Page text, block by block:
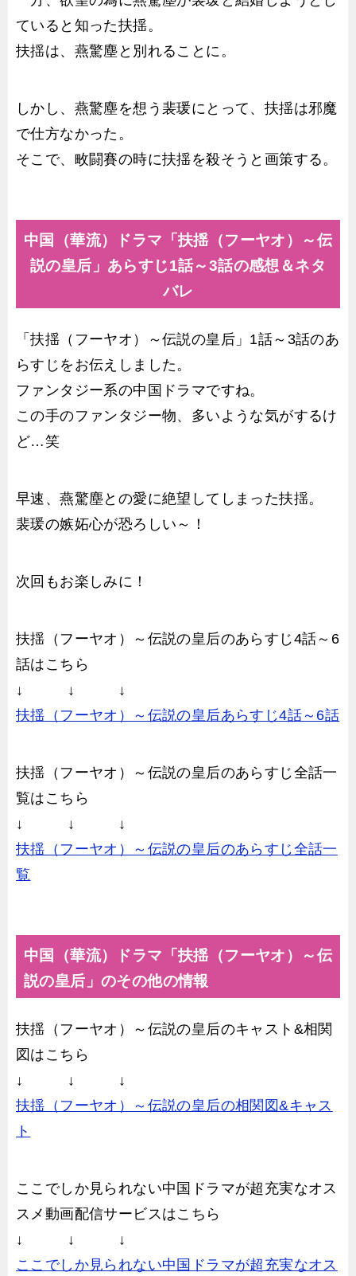
ていると知った扶揺。
扶揺は、燕驚塵と別れることに。
しかし、燕驚塵を想う裴瑗にとって、扶揺は邪魔
で仕方なかった。
そこで、畋闘賽の時に扶揺を殺そうと画策する。
中国（華流）ドラマ「扶揺（フーヤオ）～伝
説の皇后」あらすじ1話～3話の感想＆ネタ
バレ
「扶揺（フーヤオ）～伝説の皇后」1話～3話のあ
らすじをお伝えしました。
ファンタジー系の中国ドラマですね。
この手のファンタジー物、多いような気がするけ
ど…笑
早速、燕驚塵との愛に絶望してしまった扶揺。
裴瑗の嫉妬心が恐ろしい～！
次回もお楽しみに！
扶揺（フーヤオ）～伝説の皇后のあらすじ4話～6
話はこちら
↓ ↓ ↓
扶揺（フーヤオ）～伝説の皇后あらすじ4話～6話
扶揺（フーヤオ）～伝説の皇后のあらすじ全話一
覧はこちら
↓ ↓ ↓
扶揺（フーヤオ）～伝説の皇后のあらすじ全話一
覧
中国（華流）ドラマ「扶揺（フーヤオ）～伝
説の皇后」のその他の情報
扶揺（フーヤオ）～伝説の皇后のキャスト&相関
図はこちら
↓ ↓ ↓
扶揺（フーヤオ）～伝説の皇后の相関図&キャス
ト
ここでしか見られない中国ドラマが超充実なオス
スメ動画配信サービスはこちら
↓ ↓ ↓
ここでしか見られない中国ドラマが超充実なオス